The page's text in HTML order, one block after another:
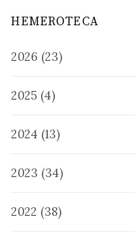
HEMEROTECA
2026 (23)
2025 (4)
2024 (13)
2023 (34)
2022 (38)